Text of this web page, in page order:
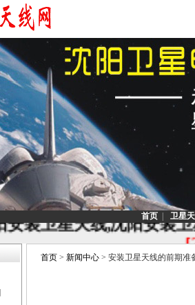
首页| 卫星
为您提供沈阳卫星电视
安装卫星天线,沈阳安装
首页 > 新闻中心 > 安装卫星天线的前期准